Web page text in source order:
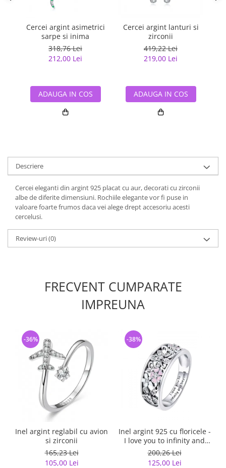
Cercei argint asimetrici
sarpe si inima
318,76 Lei
212,00 Lei
ADAUGA IN COS
Cercei argint lanturi si
zirconii
419,22 Lei
219,00 Lei
ADAUGA IN COS
Descriere
Cercei eleganti din argint 925 placat cu aur, decorati cu zirconii
albe de diferite dimensiuni. Rochiile elegante vor fi puse in
valoare foarte frumos daca vei alege drept accesoriu acesti
cercelusi.
Review-uri(0)
FRECVENT CUMPARATE
IMPREUNA
Inel argint reglabil cu avion
si zirconii
165,23 Lei
105,00 Lei
-36%
Inel argint 925 cu floricele -
I love you to infinity and
beyond - Be Nature
IST0055
200,26 Lei
125,00 Lei
-38%